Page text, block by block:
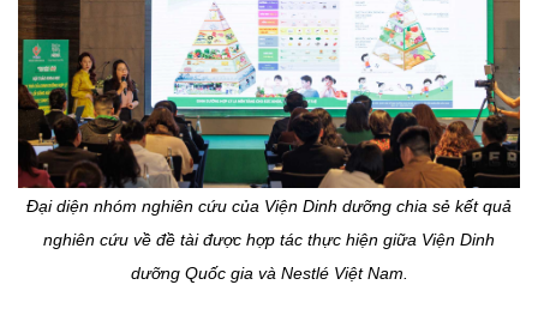
Đại diện nhóm nghiên cứu của Viện Dinh dưỡng chia sẻ kết quả
nghiên cứu về đề tài được hợp tác thực hiện giữa Viện Dinh
dưỡng Quốc gia và Nestlé Việt Nam.